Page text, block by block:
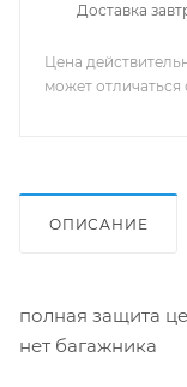
Доставка
Цена
может отличаться
ОПИСАНИЕ
полная защита
нет багажника